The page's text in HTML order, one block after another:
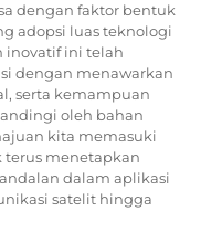
dengan faktor bentuk
adopsi luas teknologi
inovatif ini telah
dengan menawarkan
serta kemampuan
oleh bahan
kita memasuki
terus menetapkan
dalam aplikasi
satelit hingga